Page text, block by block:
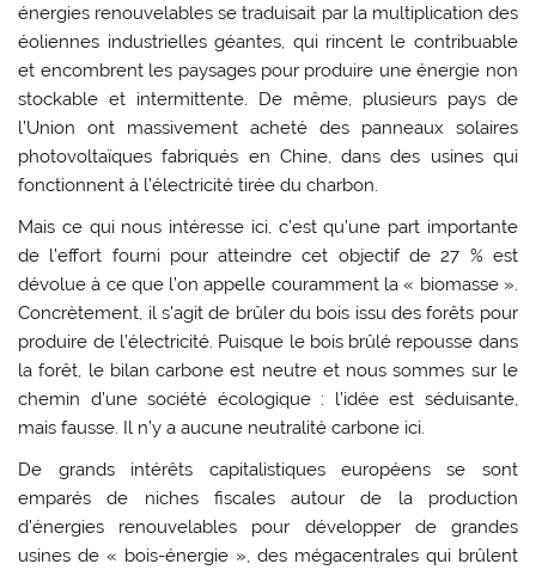
énergies renouvelables se traduisait par la multiplication des
éoliennes industrielles géantes, qui rincent le contribuable
et encombrent les paysages pour produire une énergie non
stockable et intermittente. De même, plusieurs pays de
l’Union ont massivement acheté des panneaux solaires
photovoltaïques fabriqués en Chine, dans des usines qui
fonctionnent à l’électricité tirée du charbon.
Mais ce qui nous intéresse ici, c’est qu’une part importante
de l’effort fourni pour atteindre cet objectif de 27 % est
dévolue à ce que l’on appelle couramment la « biomasse ».
Concrètement, il s’agit de brûler du bois issu des forêts pour
produire de l’électricité. Puisque le bois brûlé repousse dans
la forêt, le bilan carbone est neutre et nous sommes sur le
chemin d’une société écologique : l’idée est séduisante,
mais fausse. Il n’y a aucune neutralité carbone ici.
De grands intérêts capitalistiques européens se sont
emparés de niches fiscales autour de la production
d’énergies renouvelables pour développer de grandes
usines de « bois-énergie », des mégacentrales qui brûlent